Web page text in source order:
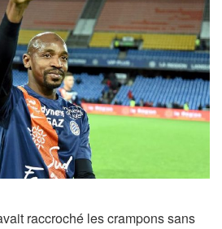
raccroché les crampons sans